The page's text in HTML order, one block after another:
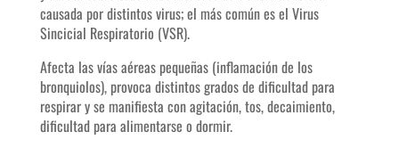
causada por distintos virus; el más común es el Virus
Sincicial Respiratorio (VSR).
Afecta las vías aéreas pequeñas (inflamación de los
bronquiolos), provoca distintos grados de dificultad para
respirar y se manifiesta con agitación, tos, decaimiento,
dificultad para alimentarse o dormir.